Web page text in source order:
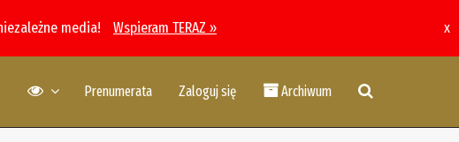
media! Wspieram TERAZ » x
Prenumerata Zaloguj się Archiwum